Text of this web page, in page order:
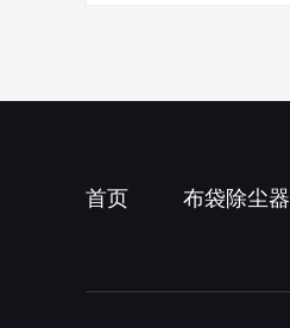
首页 布袋除尘器